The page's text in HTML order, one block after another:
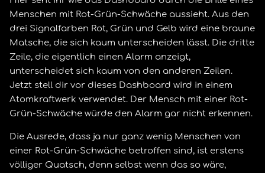
Menschen mit Rot-Grün-Schwäche aussieht. Aus den
drei Signalfarben Rot, Grün und Gelb wird eine braune
Matsche, die sich kaum unterscheiden lässt. Die dritte
Zeile, die eigentlich einen Alarm anzeigt,
unterscheidet sich kaum von den anderen Zeilen.
Jetzt stell dir vor dieses Dashboard wird in einem
Atomkraftwerk verwendet. Der Mensch mit einer Rot-
Grün-Schwäche würde den Alarm gar nicht erkennen.
Die Ausrede, dass ja nur ganz wenig Menschen von
einer Rot-Grün-Schwäche betroffen sind, ist erstens
völliger Quatsch, denn selbst wenn das so wäre,